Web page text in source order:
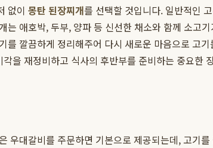
없이 몽탄 된장찌개를 선택할 것입니다. 일반적인
애호박, 두부, 양파 등 신선한 채소와 함께 소고
깔끔하게 정리해주어 다시 새로운 마음으로 고
을 재정비하고 식사의 후반부를 준비하는 중요한
대갈비를 주문하면 기본으로 제공되는데, 고기